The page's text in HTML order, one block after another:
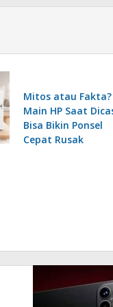
Mitos atau Fakta?
Main HP Saat
Bisa Bikin Ponsel
Cepat Rusak